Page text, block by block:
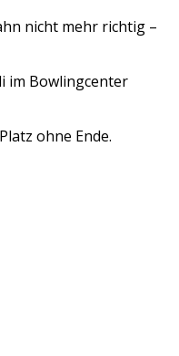
nicht mehr richtig –
im Bowlingcenter
ohne Ende.